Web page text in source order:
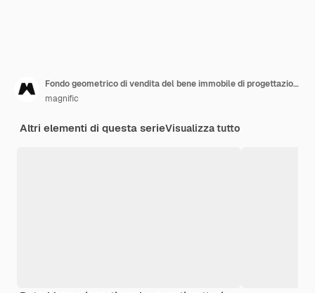
Fondo geometrico di vendita del bene immobile di progettazione piana
magnific
Altri elementi di questa serieVisualizza tutto